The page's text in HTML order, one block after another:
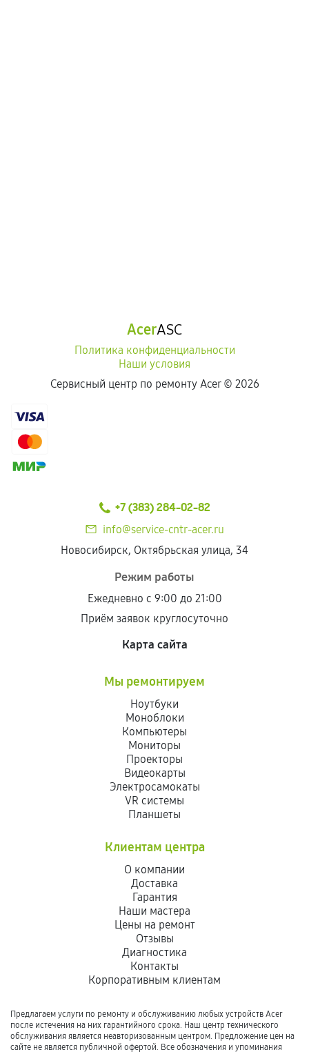
AcerASC
Политика конфиденциальности
Наши условия
Сервисный центр по ремонту Acer © 2026
+7 (383) 284-02-82
info@service-cntr-acer.ru
Новосибирск, Октябрьская улица, 34
Режим работы
Ежедневно с 9:00 до 21:00
Приём заявок круглосуточно
Карта сайта
Мы ремонтируем
Ноутбуки
Моноблоки
Компьютеры
Мониторы
Проекторы
Видеокарты
Электросамокаты
VR системы
Планшеты
Клиентам центра
О компании
Доставка
Гарантия
Наши мастера
Цены на ремонт
Отзывы
Диагностика
Контакты
Корпоративным клиентам
Предлагаем услуги по ремонту и обслуживанию любых устройств Acer
после истечения на них гарантийного срока. Наш центр технического
обслуживания является неавторизованным центром. Предложение цен на
сайте не является публичной офертой. Все обозначения и упоминания